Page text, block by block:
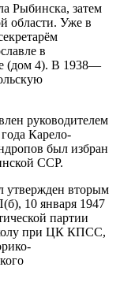
Рыбинска, затем
области. Уже в
в
(дом 4). В 1938—
руководителем
Карело-
был избран
ССР.
утвержден вторым
10 января 1947
партии
при ЦК КПСС,